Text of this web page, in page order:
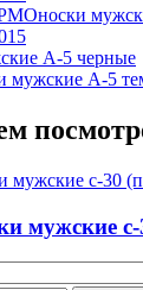
А-5 черные
мужские А-5
мужские